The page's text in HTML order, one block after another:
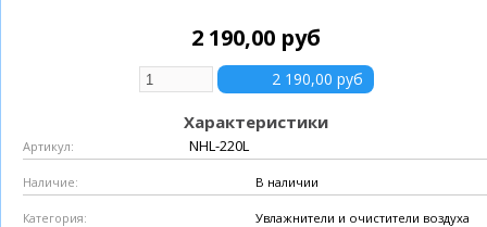
2 190,00 руб
Характеристики
Артикул: NHL-220L
Наличие: В наличии
Категория: Увлажнители и очистители воздуха